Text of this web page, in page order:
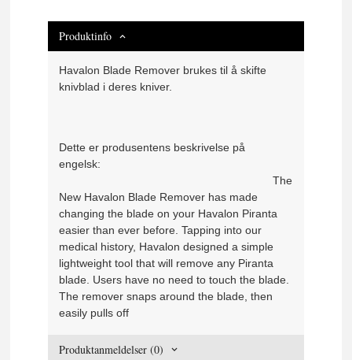
Produktinfo
Havalon Blade Remover brukes til å skifte
knivblad i deres kniver.
Dette er produsentens beskrivelse på
engelsk:
The
New Havalon Blade Remover has made
changing the blade on your Havalon Piranta
easier than ever before. Tapping into our
medical history, Havalon designed a simple
lightweight tool that will remove any Piranta
blade. Users have no need to touch the blade.
The remover snaps around the blade, then
easily pulls off
Produktanmeldelser (0)